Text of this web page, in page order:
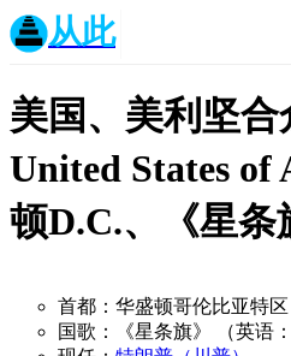
从此
美国、美利坚合
United States of
顿D.C.、《星条
首都：华盛顿哥伦比亚特区
国歌：《星条旗》 （英语：